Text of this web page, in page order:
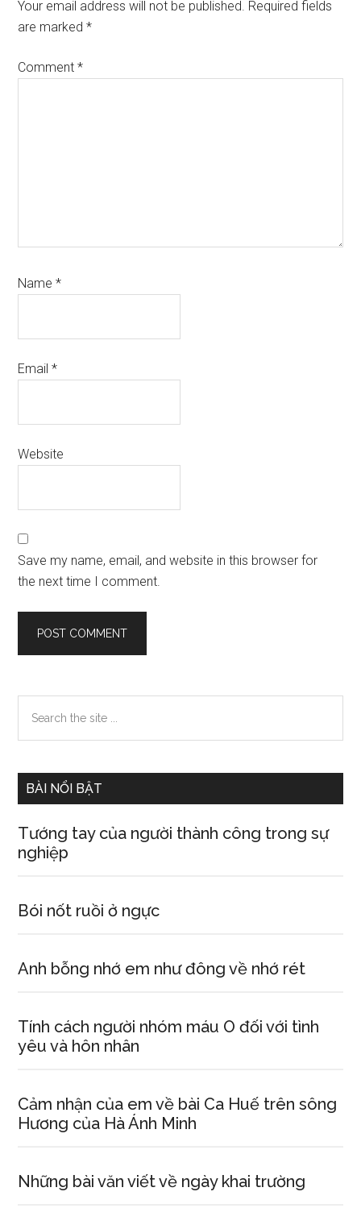
Your email address will not be published. Required fields
are marked*
Comment*
Name*
Email*
Website
Save my name, email, and website in this browser for
the next time I comment.
Primary
Sidebar
the
BÀI NỔI BẬT
Tướng tay của người thành công trong sự
nghiệp
Bói nốt ruồi ở ngực
Anh bỗng nhớ em như đông về nhớ rét
Tính cách người nhóm máu O đối với tình
yêu và hôn nhân
Cảm nhận của em về bài Ca Huế trên sông
Hương của Hà Ánh Minh
Những bài văn viết về ngày khai trường